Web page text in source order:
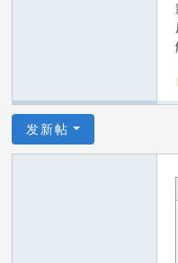
发新帖